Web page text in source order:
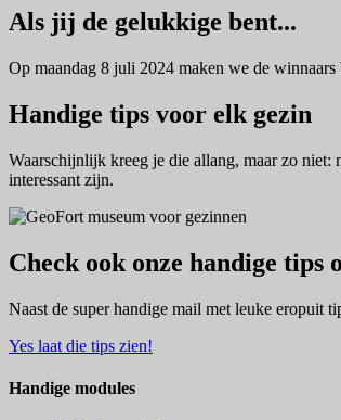
Als jij de gelukkige bent...
Op maandag 8 juli 2024 maken we de
Handige tips voor elk gezin
Waarschijnlijk kreeg je die allang, maar zo niet:
interessant zijn.
Check ook onze handige tips
Naast de super handige mail met leuke eropuit
Yes laat die tips zien!
Handige modules